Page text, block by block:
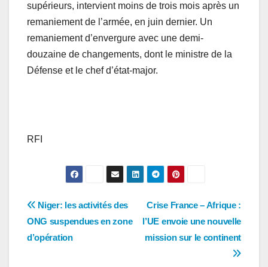
supérieurs, intervient moins de trois mois après un
remaniement de l’armée, en juin dernier. Un
remaniement d’envergure avec une demi-
douzaine de changements, dont le ministre de la
Défense et le chef d’état-major.
RFI
Navigation
de
Crise France – Afrique :
l’UE envoie une nouvelle
mission sur le continent
Niger: les activités des
ONG suspendues en zone
d’opération